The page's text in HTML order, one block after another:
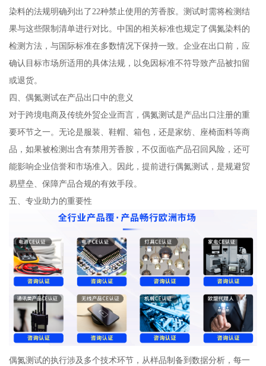
染料的法规明确列出了22种禁止使用的芳香胺。测试时需将检测结
果与这些限制清单进行对比。中国的相关标准也规定了偶氮染料的
检测方法，与国际标准在多数情况下保持一致。企业在出口前，应
确认目标市场所适用的具体法规，以免因标准不符导致产品被扣留
或退货。
四、偶氮测试在产品出口中的意义
对于跨境电商及传统外贸企业而言，偶氮测试是产品出口注册的重
要环节之一。无论是服装、鞋帽、箱包，还是家纺、座椅面料等商
品，如果被检测出含有禁用芳香胺，不仅面临产品召回风险，还可
能影响企业信誉和市场准入。因此，提前进行偶氮测试，是规避贸
易壁垒、保障产品合规的有效手段。
五、专业助力的重要性
偶氮测试的执行涉及多个技术环节，从样品制备到数据分析，每一